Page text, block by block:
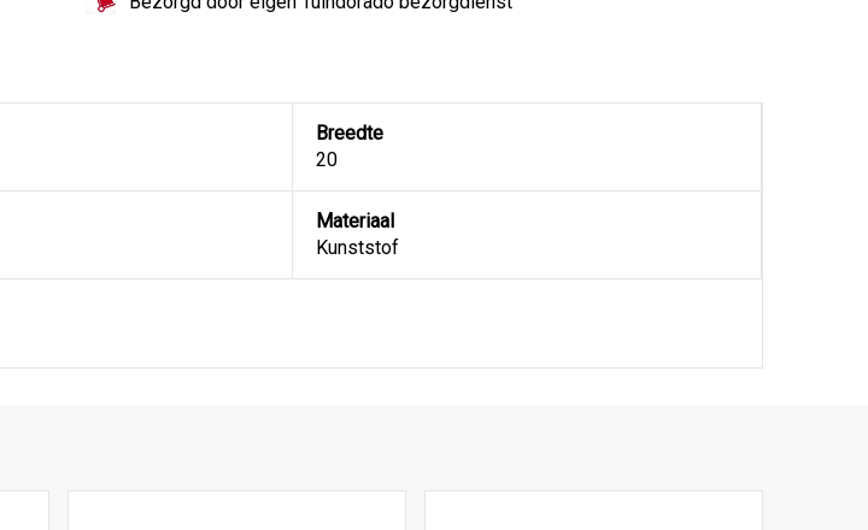
Breedte
20
Materiaal
Kunststof